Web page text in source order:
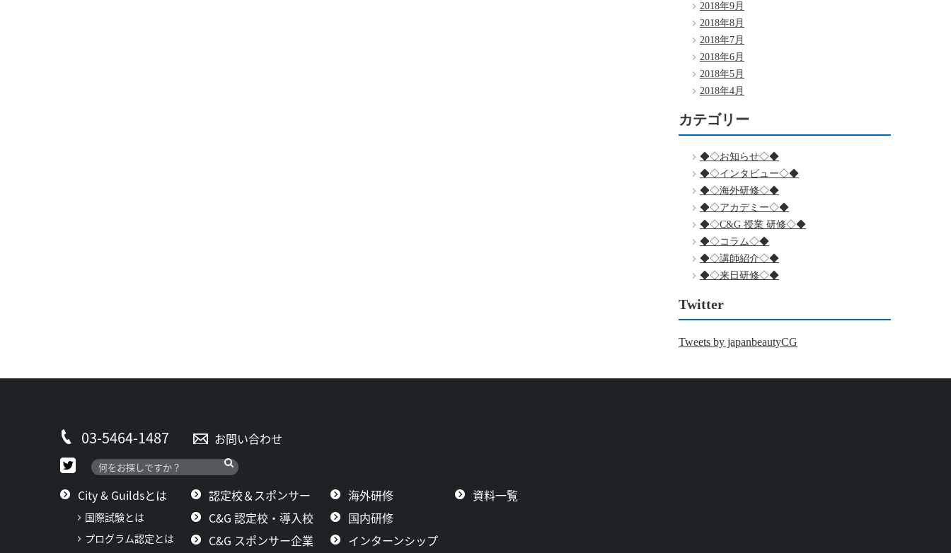
2018年9月
2018年8月
2018年7月
2018年6月
2018年5月
2018年4月
カテゴリー
◆◇お知らせ◇◆
◆◇インタビュー◇◆
◆◇海外研修◇◆
◆◇アカデミー◇◆
◆◇C&G 授業 研修◇◆
◆◇コラム◇◆
◆◇講師紹介◇◆
◆◇来日研修◇◆
Twitter
Tweets by japanbeautyCG
03-5464-1487 お問い合わせ
City & Guildsとは
国際試験とは
プログラム認定とは
認定校＆スポンサー
C&G 認定校・導入校
C&G スポンサー企業
海外研修
国内研修
インターンシップ
資料一覧